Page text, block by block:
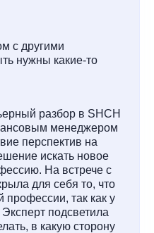
с другими
нужны какие-то
разбор в SHCH
менеджером
перспектив на
искать новое
На встрече с
для себя то, что
профессии, так как у
подсветила
в какую сторону